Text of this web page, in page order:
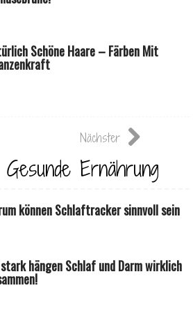
Schöne Haare – Färben Mit
Nächster
Ernährung
können Schlaftracker sinnvoll sein
hängen Schlaf und Darm wirklich